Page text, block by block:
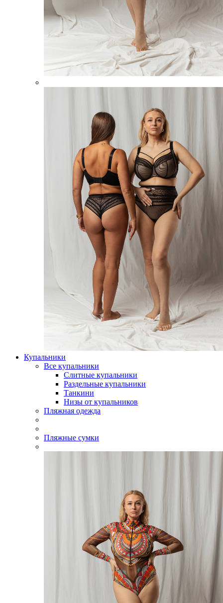
Купальники
Все купальники
Слитные купальники
Раздельные купальники
Танкини
Низы от купальников
Пляжная одежда
Пляжные сумки